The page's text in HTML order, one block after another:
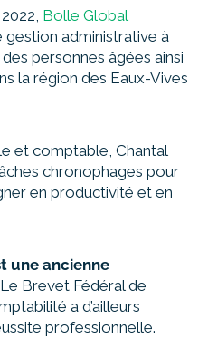
Bolle Global
administrative à
personnes âgées ainsi
la région des Eaux-Vives
et comptable, Chantal
chronophages pour
en productivité et en
une ancienne
Brevet Fédéral de
a d’ailleurs
professionnelle.